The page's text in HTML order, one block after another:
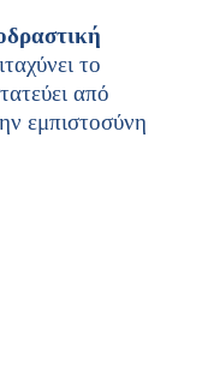
το
από
εμπιστοσύνη